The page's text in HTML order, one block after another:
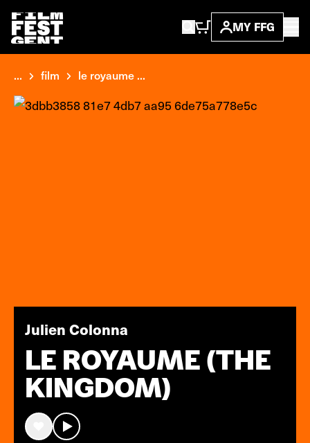
MY FFG
... film le royaume ...
Julien Colonna
LE ROYAUME (THE
KINGDOM)